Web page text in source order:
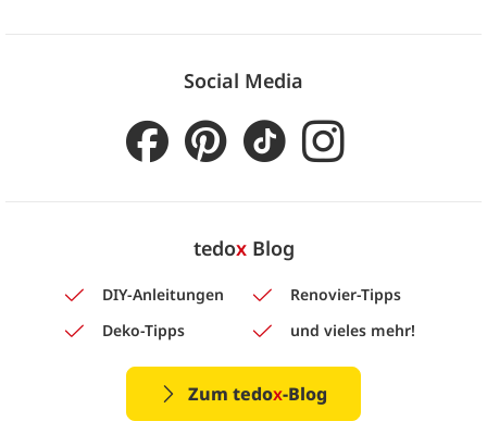
Social Media
tedoxBlog
DIY-Anleitungen
Renovier-Tipps
Deko-Tipps
und vieles mehr!
Zum tedox-Blog